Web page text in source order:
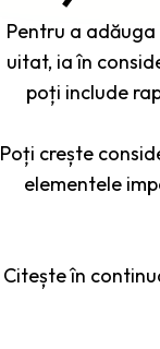
Pentru a
uitat, ia în
poți include
Poți crește
elementele
Citește în